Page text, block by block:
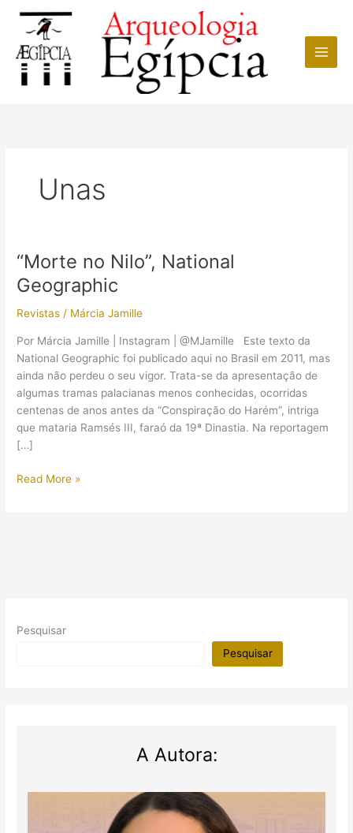
conteúdo
Unas
“Morte no Nilo”, National
Geographic
Revistas / Márcia Jamille
Por Márcia Jamille | Instagram | @MJamille Este texto da
National Geographic foi publicado aqui no Brasil em 2011, mas
ainda não perdeu o seu vigor. Trata-se da apresentação de
algumas tramas palacianas menos conhecidas, ocorridas
centenas de anos antes da “Conspiração do Harém”, intriga
que mataria Ramsés III, faraó da 19ª Dinastia. Na reportagem
[…]
“Morte
Read More »
Pesquisar
Pesquisar
A Autora: